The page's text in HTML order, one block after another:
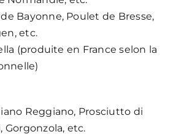
Bayonne, Poulet de Bresse,
etc.
(produite en France selon la
Reggiano, Prosciutto di
Gorgonzola, etc.